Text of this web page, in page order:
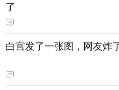
了
白宫发了一张图，网友炸